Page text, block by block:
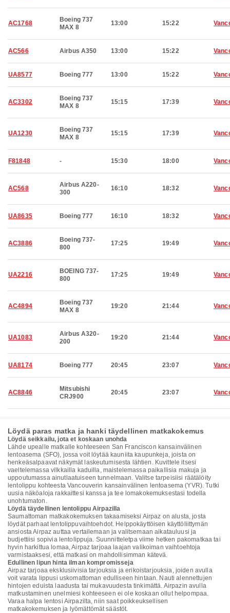
AC1768
Boeing 737
MAX 8
13:00 15:22
AC566 Airbus A350 13:00 15:22
UA8577 Boeing 777 13:00 15:22
AC3302
Boeing 737
MAX 8
15:15 17:39
UA1230
Boeing 737
MAX 8
15:15 17:39
F81848 - 15:30 18:00
AC568
Airbus A220-
300
16:10 18:32
UA8635 Boeing 777 16:10 18:32
AC3886
Boeing 737-
800
17:25 19:49
UA2216
BOEING 737-
800
17:25 19:49
AC4894
Boeing 737
MAX 8
19:20 21:44
UA1083
Airbus A320-
200
19:20 21:44
UA8174 Boeing 777 20:45 23:07
AC8846
Mitsubishi
CRJ900
20:45 23:07
Löydä paras matka ja hanki täydellinen matkakokemus
Löydä seikkailu, jota et koskaan unohda
Lähde upealle matkalle kohteeseen San Franciscon kansainvälinen
lentoasema (SFO), jossa voit löytää kauniita kaupunkeja, joista on
henkeäsalpaavat näkymät laskeutumisesta lähtien. Kuvittele itsesi
vaeltelemassa vilkkailla kaduilla, maistelemassa paikallisia makuja ja
uppoutumassa ainutlaatuiseen tunnelmaan. Valitse tarpeisiisi räätälöity
lentolippu kohteesta Vancouverin kansainvälinen lentoasema (YVR). Tutki
uusia näköaloja rakkaittesi kanssa ja tee lomakokemuksestasi todella
unohtumaton.
Löydä täydellinen lentolippu Airpazilla
Saumattoman matkakokemuksen takaamiseksi Airpaz on alusta, josta
löydät parhaat lentolippuvaihtoehdot. Helppokäyttöisen käyttöliittymän
ansiosta Airpaz auttaa vertailemaan ja valitsemaan aikatauluusi ja
budjettiisi sopivia lentolippuja. Suunnitteletpa viime hetken pakomatkaa tai
hyvin harkittua lomaa, Airpaz tarjoaa laajan valikoiman vaihtoehtoja
varmistaaksesi, että matkasi on mahdollisimman kätevä.
Edullinen lipun hinta ilman kompromisseja
Airpaz tarjoaa eksklusiivisia tarjouksia ja erikoistarjouksia, joiden avulla
voit varata lippusi uskomattoman edulliseen hintaan. Nauti alennettujen
hintojen eduista laadusta tai mukavuudesta tinkimättä. Airpazin avulla
matkustaminen unelmiesi kohteeseen ei ole koskaan ollut helpompaa.
Varaa halpa lentosi Airpazilta, niin saat poikkeuksellisen
matkakokemuksen ja lyömättömät säästöt.